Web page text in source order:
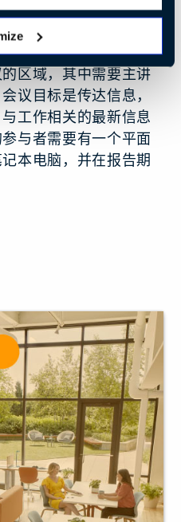
区域，其中需要主讲
议目标是传达信息，
工作相关的最新信息
与者需要有一个平面
本电脑，并在报告期